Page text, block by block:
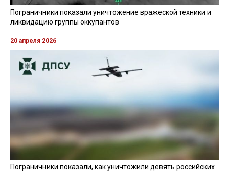
Пограничники показали уничтожение вражеской техники и
ликвидацию группы оккупантов
20 апреля 2026
Пограничники показали, как уничтожили девять российских